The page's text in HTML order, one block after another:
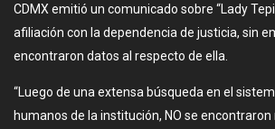
CDMX emitió un comunicado sobre “Lady
afiliación con la dependencia de justicia, sin
encontraron datos al respecto de ella.
“Luego de una extensa búsqueda en el
humanos de la institución, NO se